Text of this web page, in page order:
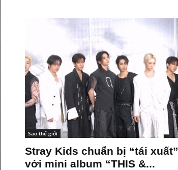
Sao thế giới
Stray Kids chuẩn bị “tái xuất”
với mini album “THIS &...